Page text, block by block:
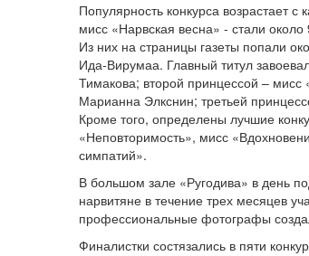
Популярность конкурса возрастает
мисс «Нарвская весна» - стали
Из них на страницы газеты попали
Ида-Вирумаа. Главный титул
Тимакова; второй принцессой – мисс
Марианна Элкснин; третьей
Кроме того, определены лучшие
«Неповторимость», мисс
симпатий».
В большом зале «Ругодива» в день
нарвитяне в течение трех месяцев
профессиональные фотографы
Финалистки состязались в пяти